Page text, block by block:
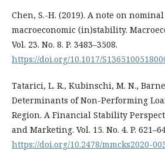
Chen, S.-H. (2019). A note on
macroeconomic (in)stability.
Vol. 23. No. 8. P. 3483–3508.
https://doi.org/10.1017/
Tatarici, L. R., Kubinschi, M. N.,
Determinants of Non-Performing
Region. A Financial Stability
and Marketing. Vol. 15. No. 4. P.
https://doi.org/10.2478/mmcks2020-